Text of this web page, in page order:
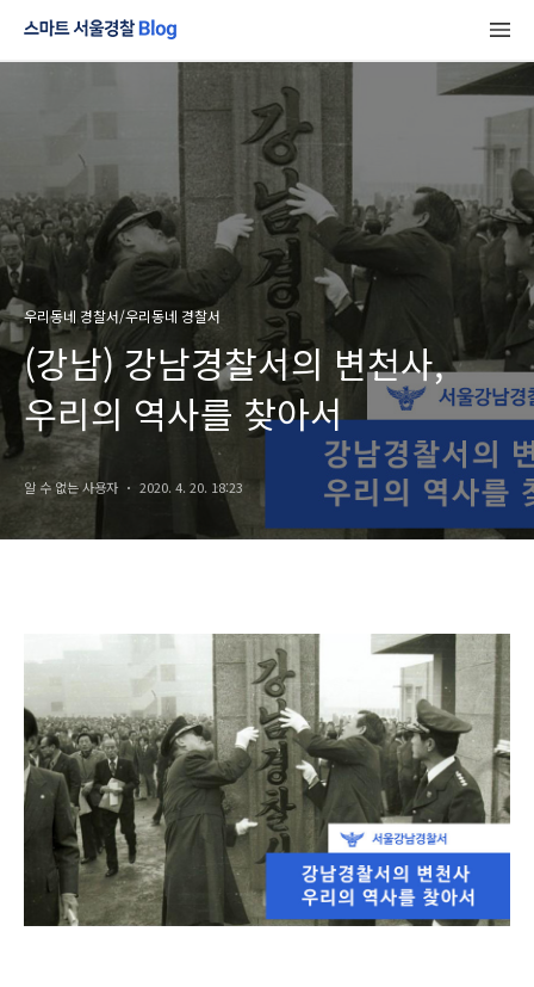
우리동네 경찰서/우리동네 경찰서
(강남) 강남경찰서의 변천사,
우리의 역사를 찾아서
알 수 없는 사용자 2020. 4. 20. 18:23